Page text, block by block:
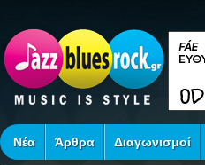
Νέα Άρθρα Διαγωνισμοί